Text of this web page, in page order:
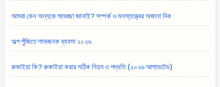
আমরা কেন অন্যকে শুভেচ্ছা জানাই? সম্পর্ক ও মনস্তত্ত্বের অজানা দিক
অল্প পুঁজিতে লাভজনক ব্যবসা ২০২৬
রুকাইয়া কি? রুকাইয়া করার সঠিক নিয়ম ও পদ্ধতি (২০২৬ আপডেটেড)